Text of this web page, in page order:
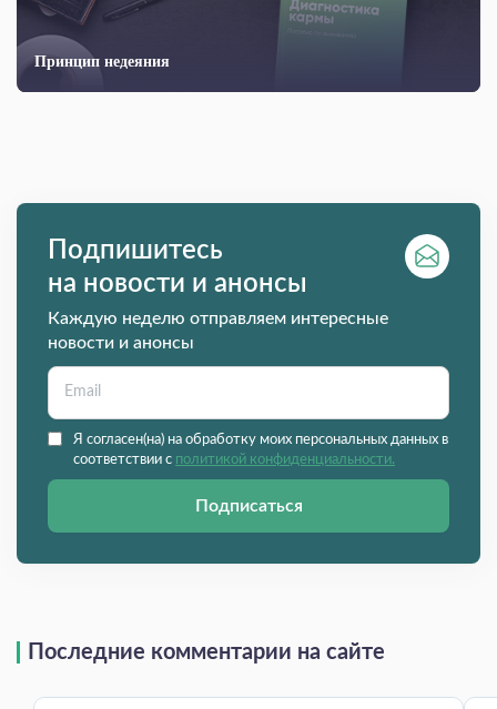
Принцип недеяния
Подпишитесь
на новости и анонсы
Каждую неделю отправляем интересные
новости и анонсы
Я согласен(на) на обработку моих персональных данных в
соответствии с политикой конфиденциальности.
Подписаться
Последние комментарии на сайте